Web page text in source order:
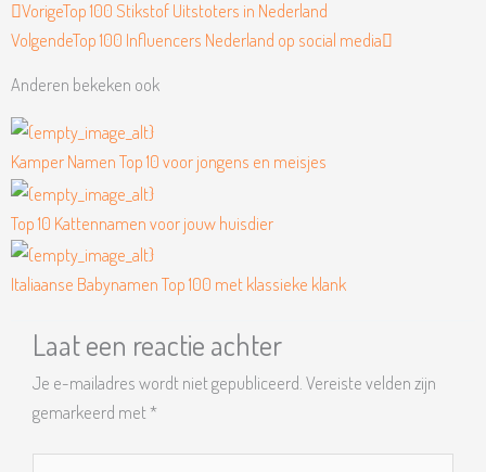
Vorige
VorigeTop 100 Stikstof Uitstoters in Nederland
VolgendeTop 100 Influencers Nederland op social media
Anderen bekeken ook
Kamper Namen Top 10 voor jongens en meisjes
Top 10 Kattennamen voor jouw huisdier
Italiaanse Babynamen Top 100 met klassieke klank
Laat een reactie achter
Je e-mailadres wordt niet gepubliceerd.Vereiste velden zijn
gemarkeerd met*